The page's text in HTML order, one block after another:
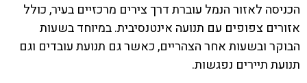
הכניסה לאזור הנמל עוברת דרך צירים מרכזיים בעיר, כולל
אזורים צפופים עם תנועה אינטנסיבית. במיוחד בשעות
הבוקר ובשעות אחר הצהריים, כאשר גם תנועת עובדים וגם
תנועת תיירים נפגשות.